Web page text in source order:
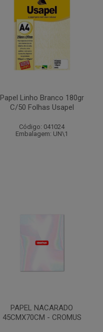
Papel Linho Branco 180gr
C/50 Folhas Usapel
Código: 041024
Embalagem: UN\1
PAPEL NACARADO
45CMX70CM - CROMUS